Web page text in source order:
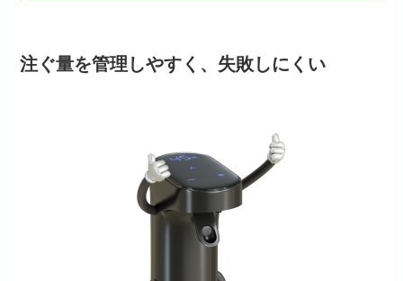
注ぐ量を管理しやすく、失敗しにくい